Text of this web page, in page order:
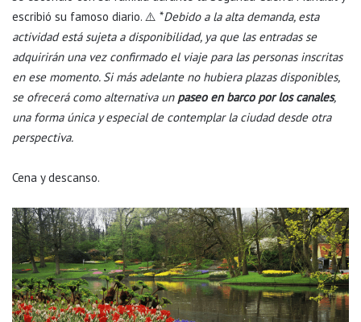
escribió su famoso diario. ⚠️ *Debido a la alta demanda, esta
actividad está sujeta a disponibilidad, ya que las entradas se
adquirirán una vez confirmado el viaje para las personas inscritas
en ese momento. Si más adelante no hubiera plazas disponibles,
se ofrecerá como alternativa un paseo en barco por los canales,
una forma única y especial de contemplar la ciudad desde otra
perspectiva.
Cena y descanso.